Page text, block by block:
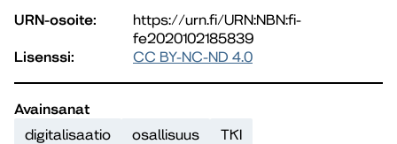
URN-osoite:
https://urn.fi/URN:NBN:fi-
fe2020102185839
Lisenssi:
CC BY-NC-ND 4.0
Avainsanat
digitalisaatio
osallisuus TKI